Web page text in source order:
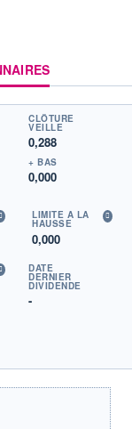
CLÔTURE
VEILLE
0,288
+ BAS
0,000
LIMITE À LA
HAUSSE
0,000
DATE
DERNIER
DIVIDENDE
-